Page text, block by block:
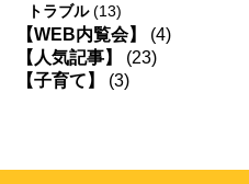
トラブル(13)
【WEB内覧会】
(4)
【人気記事】
(23)
【子育て】
(3)